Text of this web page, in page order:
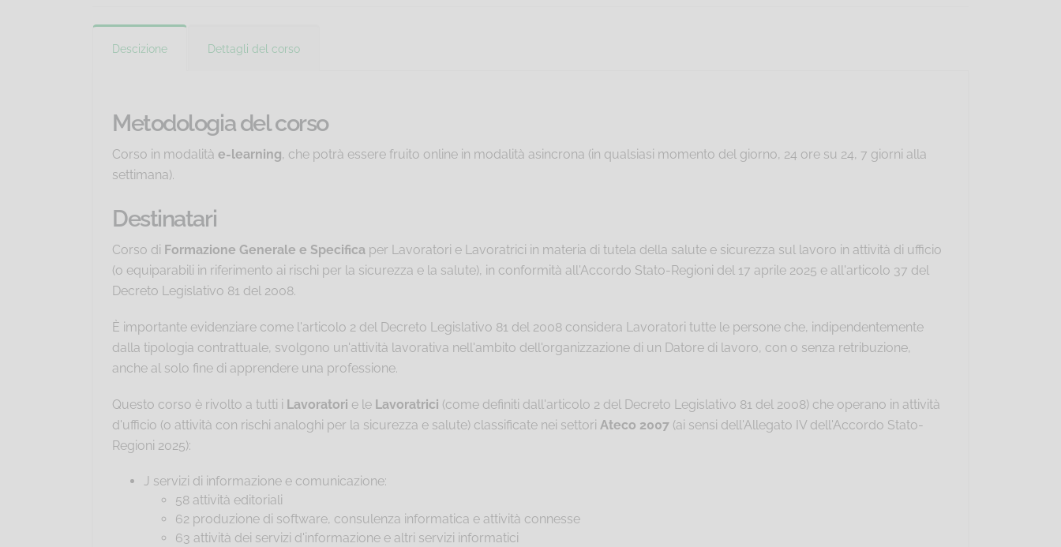
Descizione Dettagli del corso
Metodologia del corso
Corso in modalità e-learning, che potrà essere fruito online in modalità asincrona (in qualsiasi momento del giorno, 24 ore su 24, 7 giorni alla
settimana).
Destinatari
Corso di Formazione Generale e Specifica per Lavoratori e Lavoratrici in materia di tutela della salute e sicurezza sul lavoro in attività di ufficio
(o equiparabili in riferimento ai rischi per la sicurezza e la salute), in conformità all'Accordo Stato-Regioni del 17 aprile 2025 e all'articolo 37 del
Decreto Legislativo 81 del 2008.
È importante evidenziare come l'articolo 2 del Decreto Legislativo 81 del 2008 considera Lavoratori tutte le persone che, indipendentemente
dalla tipologia contrattuale, svolgono un'attività lavorativa nell'ambito dell'organizzazione di un Datore di lavoro, con o senza retribuzione,
anche al solo fine di apprendere una professione.
Questo corso è rivolto a tutti i Lavoratori e le Lavoratrici (come definiti dall'articolo 2 del Decreto Legislativo 81 del 2008) che operano in attività
d'ufficio (o attività con rischi analoghi per la sicurezza e salute) classificate nei settori Ateco 2007 (ai sensi dell'Allegato IV dell'Accordo Stato-
Regioni 2025):
J servizi di informazione e comunicazione:
58 attività editoriali
62 produzione di software, consulenza informatica e attività connesse
63 attività dei servizi d'informazione e altri servizi informatici